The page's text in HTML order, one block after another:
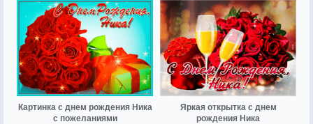
Картинка с днем рождения Ника
с пожеланиями
Яркая открытка с днем
рождения Ника